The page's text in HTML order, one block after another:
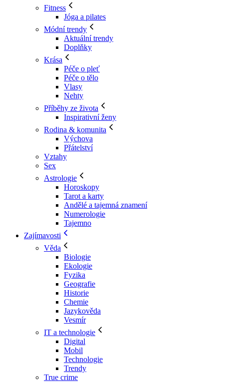
Fitness
Jóga a pilates
Módní trendy
Aktuální trendy
Doplňky
Krása
Péče o pleť
Péče o tělo
Vlasy
Nehty
Příběhy ze života
Inspirativní ženy
Rodina & komunita
Výchova
Přátelství
Vztahy
Sex
Astrologie
Horoskopy
Tarot a karty
Andělé a tajemná znamení
Numerologie
Tajemno
Zajímavosti
Věda
Biologie
Ekologie
Fyzika
Geografie
Historie
Chemie
Jazykověda
Vesmír
IT a technologie
Digital
Mobil
Technologie
Trendy
True crime